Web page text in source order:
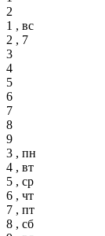
2
1 , вс
2 , 7
3
4
5
6
7
8
9
3 , пн
4 , вт
5 , ср
6 , чт
7 , пт
8 , сб